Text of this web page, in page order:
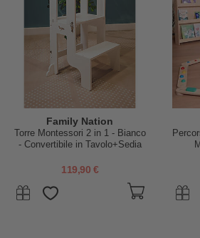
Family Nation
Torre Montessori 2 in 1 - Bianco
- Convertibile in Tavolo+Sedia
119,90 €